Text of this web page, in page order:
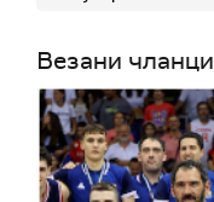
Везани чланци